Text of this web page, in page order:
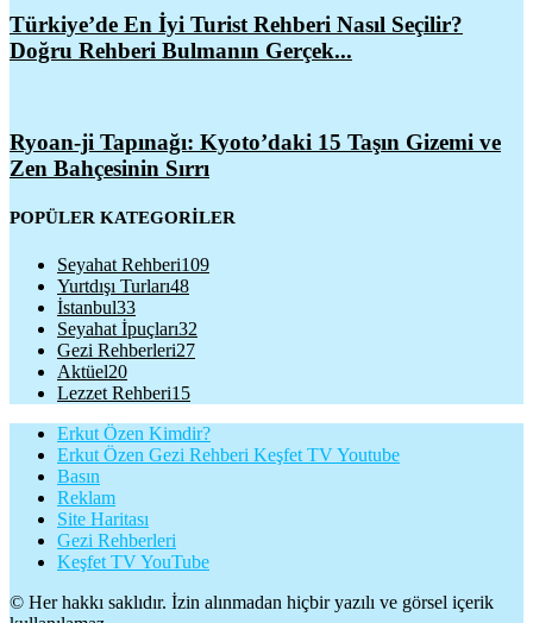
Türkiye’de En İyi Turist Rehberi Nasıl Seçilir?
Doğru Rehberi Bulmanın Gerçek...
Ryoan-ji Tapınağı: Kyoto’daki 15 Taşın Gizemi ve
Zen Bahçesinin Sırrı
POPÜLER KATEGORİLER
Seyahat Rehberi109
Yurtdışı Turları48
İstanbul33
Seyahat İpuçları32
Gezi Rehberleri27
Aktüel20
Lezzet Rehberi15
Erkut Özen Kimdir?
Erkut Özen Gezi Rehberi Keşfet TV Youtube
Basın
Reklam
Site Haritası
Gezi Rehberleri
Keşfet TV YouTube
© Her hakkı saklıdır. İzin alınmadan hiçbir yazılı ve görsel içerik